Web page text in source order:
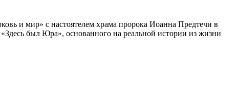
и мир» с настоятелем храма пророка Иоанна Предтечи в
был Юра», основанного на реальной истории из жизни